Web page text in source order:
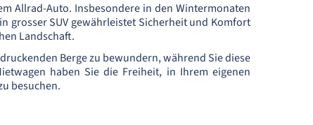
Allrad-Auto. Insbesondere in den Wintermonaten
grosser SUV gewährleistet Sicherheit und Komfort
Landschaft.
Berge zu bewundern, während Sie diese
haben Sie die Freiheit, in Ihrem eigenen
besuchen.